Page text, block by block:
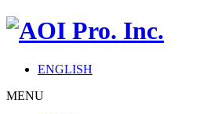
ENGLISH
MENU